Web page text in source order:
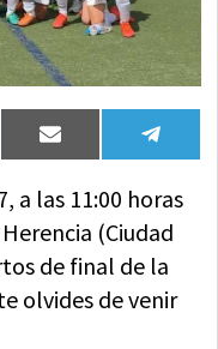
Compartir
en
Email
en
a las 11:00 horas
(Ciudad
de final de la
olvides de venir